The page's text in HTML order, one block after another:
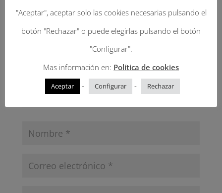
"Aceptar", aceptar solo las cookies necesarias pulsando el
botón "Rechazar" o puede elegirlas pulsando el botón
"Configurar".
Mas información en: Política de cookies
Aceptar - Configurar - Rechazar